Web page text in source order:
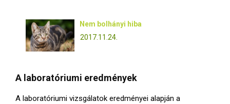
Nem bolhányi hiba
2017.11.24.
A laboratóriumi eredmények
A laboratóriumi vizsgálatok eredményei alapján a